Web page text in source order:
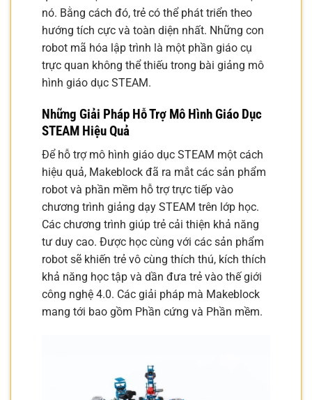
nó. Bằng cách đó, trẻ có thể phát triển theo
hướng tích cực và toàn diện nhất. Những con
robot mã hóa lập trình là một phần giáo cụ
trực quan không thể thiếu trong bài giảng mô
hình giáo dục STEAM.
Những Giải Pháp Hỗ Trợ Mô Hình Giáo Dục
STEAM Hiệu Quả
Để hỗ trợ mô hình giáo dục STEAM một cách
hiệu quả, Makeblock đã ra mắt các sản phẩm
robot và phần mềm hỗ trợ trực tiếp vào
chương trình giảng dạy STEAM trên lớp học.
Các chương trình giúp trẻ cải thiện khả năng
tư duy cao. Được học cùng với các sản phẩm
robot sẽ khiến trẻ vô cùng thích thú, kích thích
khả năng học tập và dần đưa trẻ vào thế giới
công nghệ 4.0. Các giải pháp mà Makeblock
mang tới bao gồm Phần cứng và Phần mềm.